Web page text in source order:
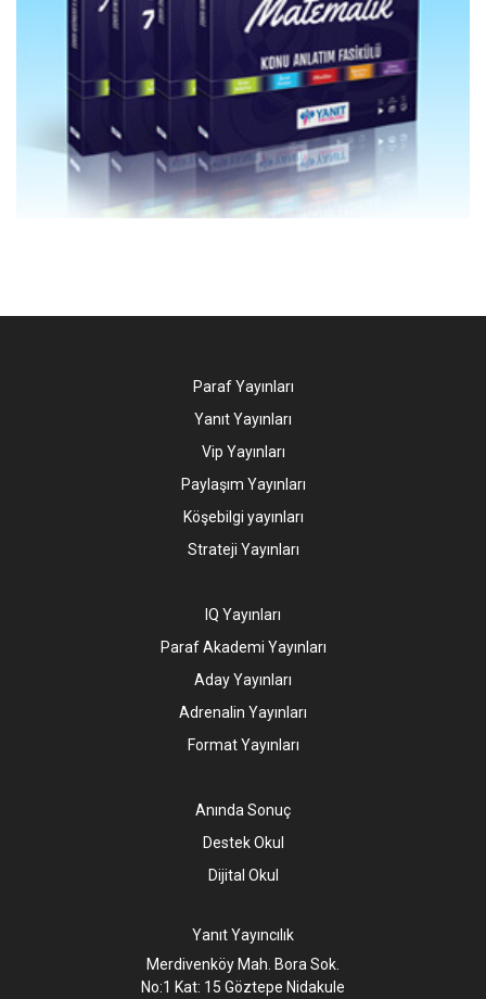
Paraf Yayınları
Yanıt Yayınları
Vip Yayınları
Paylaşım Yayınları
Köşebilgi yayınları
Strateji Yayınları
IQ Yayınları
Paraf Akademi Yayınları
Aday Yayınları
Adrenalin Yayınları
Format Yayınları
Anında Sonuç
Destek Okul
Dijital Okul
Yanıt Yayıncılık
Merdivenköy Mah. Bora Sok.
No:1 Kat: 15 Göztepe Nidakule